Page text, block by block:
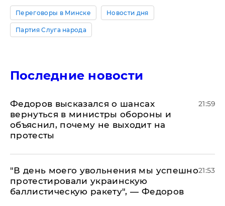
Переговоры в Минске Новости дня
Партия Слуга народа
Последние новости
Федоров высказался о шансах
вернуться в министры обороны и
объяснил, почему не выходит на
протесты
21:59
​"В день моего увольнения мы успешно
протестировали украинскую
баллистическую ракету", — Федоров
21:53